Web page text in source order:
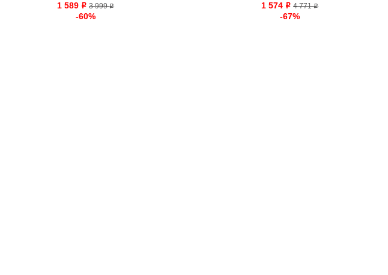
1 589 o 3 999o
-60%
1 574 o 4 771o
-67%